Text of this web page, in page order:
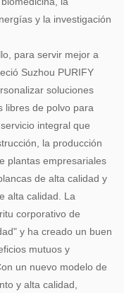
y la investigación
para servir mejor a
Suzhou PURIFY
soluciones
libres de polvo para
integral que
la producción
plantas empresariales
de alta calidad y
alta calidad. La
corporativo de
y ha creado un buen
mutuos y
un nuevo modelo de
y alta calidad,